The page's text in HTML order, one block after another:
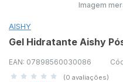
Imagem
AISHY
Gel Hidratante Aishy
EAN: 07898560030086
(0 avaliações)